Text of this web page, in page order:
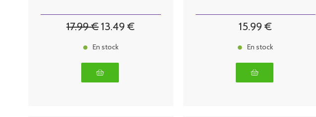
17.99€13.49 €
En stock
15.99 €
En stock